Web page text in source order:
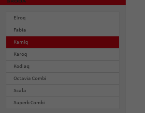
Elroq
Fabia
Kamiq
Karoq
Kodiaq
Octavia Combi
Scala
Superb Combi